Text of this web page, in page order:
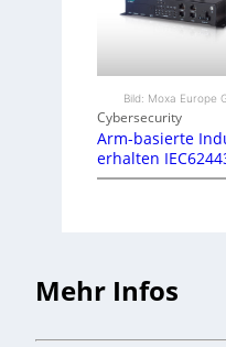
Bild: Moxa Europe
Cybersecurity
Arm-basierte
erhalten
Mehr Infos